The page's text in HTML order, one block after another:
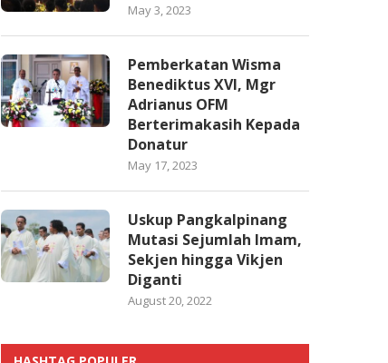
May 3, 2023
Pemberkatan Wisma
Benediktus XVI, Mgr
Adrianus OFM
Berterimakasih Kepada
Donatur
May 17, 2023
Uskup Pangkalpinang
Mutasi Sejumlah Imam,
Sekjen hingga Vikjen
Diganti
August 20, 2022